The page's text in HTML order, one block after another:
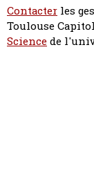
Contacter les
Toulouse
Sciencede